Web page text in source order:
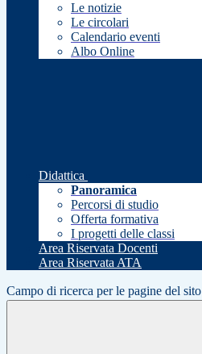
Le notizie
Le circolari
Calendario eventi
Albo Online
Didattica
Panoramica
Percorsi di studio
Offerta formativa
I progetti delle classi
Area Riservata Docenti
Area Riservata ATA
Campo di ricerca per le pagine del sito